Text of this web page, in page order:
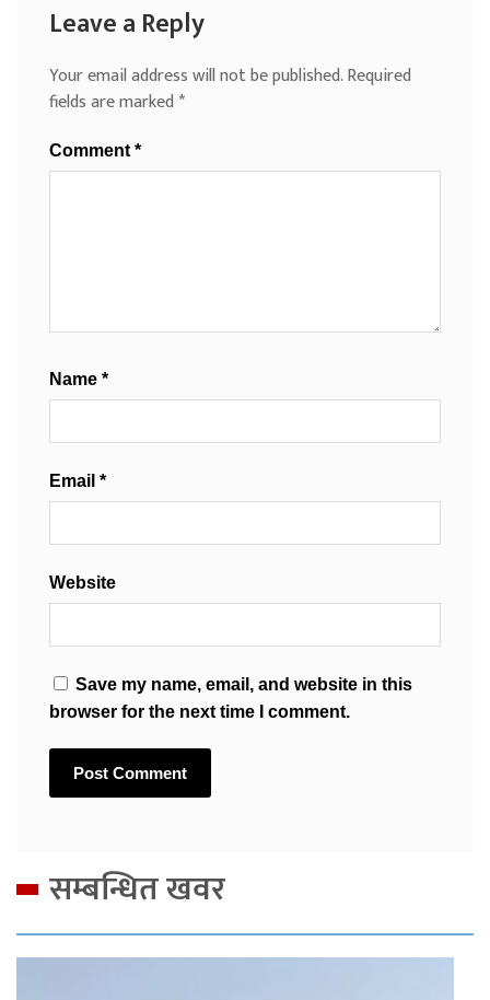
Leave a Reply
Your email address will not be published.Required
fields are marked*
Comment *
Name *
Email *
Website
Save my name, email, and website in this
browser for the next time I comment.
सम्बन्धित खवर